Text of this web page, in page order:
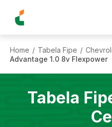
Home / Tabela Fipe /
Advantage 1.0 8v Flexpower
Tabela